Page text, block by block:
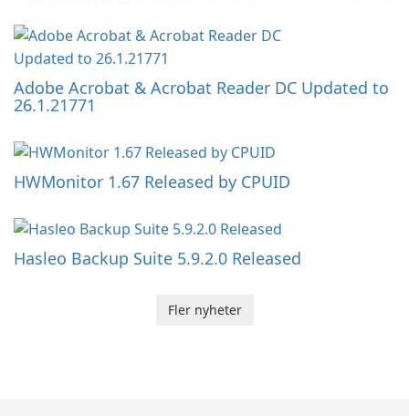
Adobe Acrobat & Acrobat Reader DC Updated to
26.1.21771
HWMonitor 1.67 Released by CPUID
Hasleo Backup Suite 5.9.2.0 Released
Fler nyheter